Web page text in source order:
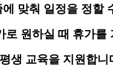
맞춰 일정을 정할
로 원하실 때 휴가를
평생 교육을 지원합니